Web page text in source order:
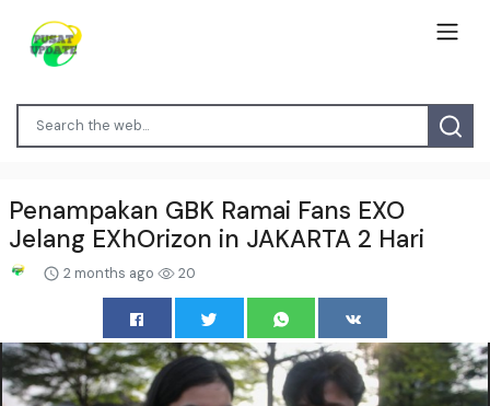
Penampakan GBK Ramai Fans EXO
Jelang EXhOrizon in JAKARTA 2 Hari
2 months ago 20